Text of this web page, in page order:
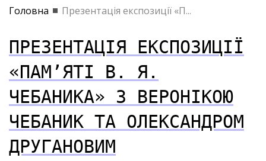
Головна Презентація експозиції «П...
ПРЕЗЕНТАЦІЯ ЕКСПОЗИЦІЇ
«ПАМ’ЯТІ В. Я.
ЧЕБАНИКА» З ВЕРОНІКОЮ
ЧЕБАНИК ТА ОЛЕКСАНДРОМ
ДРУГАНОВИМ